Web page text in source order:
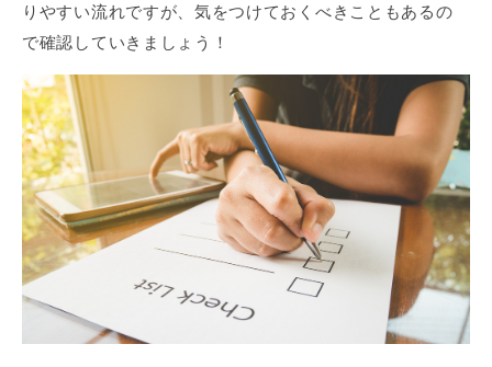
りやすい流れですが、気をつけておくべきこともあるの
で確認していきましょう！